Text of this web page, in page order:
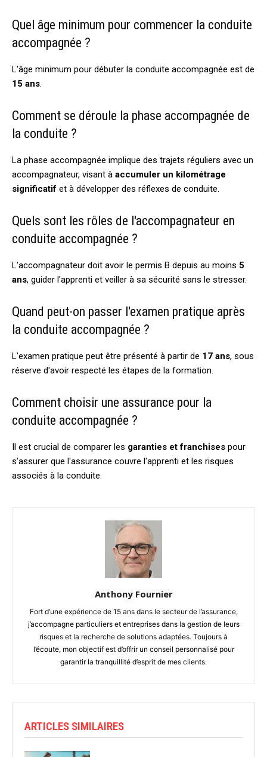
Quel âge minimum pour commencer la conduite
accompagnée ?
L'âge minimum pour débuter la conduite accompagnée est de
15 ans.
Comment se déroule la phase accompagnée de
la conduite ?
La phase accompagnée implique des trajets réguliers avec un
accompagnateur, visant à accumuler un kilométrage
significatif et à développer des réflexes de conduite.
Quels sont les rôles de l'accompagnateur en
conduite accompagnée ?
L'accompagnateur doit avoir le permis B depuis au moins 5
ans, guider l'apprenti et veiller à sa sécurité sans le stresser.
Quand peut-on passer l'examen pratique après
la conduite accompagnée ?
L'examen pratique peut être présenté à partir de 17 ans, sous
réserve d'avoir respecté les étapes de la formation.
Comment choisir une assurance pour la
conduite accompagnée ?
Il est crucial de comparer les garanties et franchises pour
s'assurer que l'assurance couvre l'apprenti et les risques
associés à la conduite.
Anthony Fournier
Fort d’une expérience de 15 ans dans le secteur de l’assurance,
j’accompagne particuliers et entreprises dans la gestion de leurs
risques et la recherche de solutions adaptées. Toujours à
l’écoute, mon objectif est d’offrir un conseil personnalisé pour
garantir la tranquillité d’esprit de mes clients.
ARTICLES SIMILAIRES